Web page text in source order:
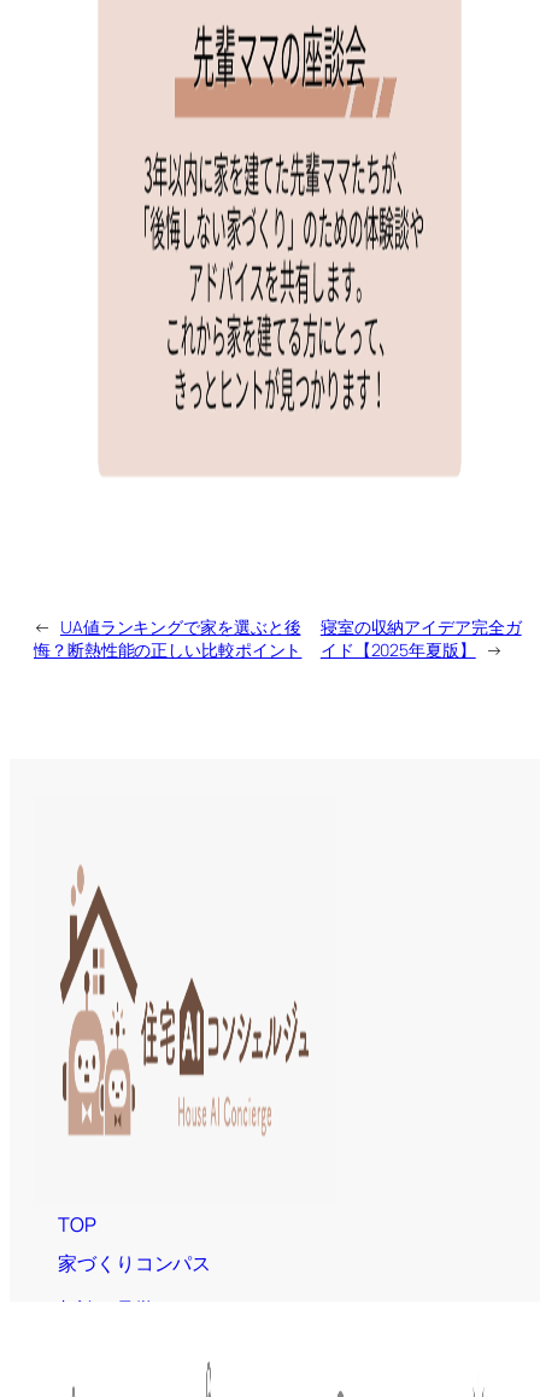
← UA値ランキングで家を選ぶと後
悔？断熱性能の正しい比較ポイント
寝室の収納アイデア完全ガ
イド【2025年夏版】
→
TOP
家づくりコンパス